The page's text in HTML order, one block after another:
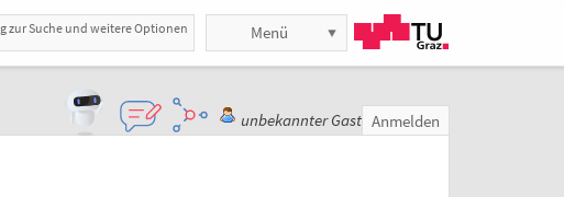
zur Suche und weitere Optionen Menü
unbekannter Gast Anmelden